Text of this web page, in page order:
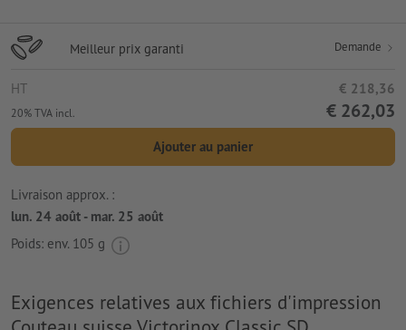
Meilleur prix garanti Demande
HT € 218,36
20% TVA incl. € 262,03
Ajouter au panier
Livraison approx. :
lun. 24 août - mar. 25 août
Poids: env. 105 g
Exigences relatives aux fichiers d'impression